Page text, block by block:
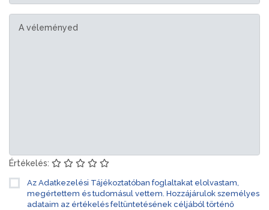
Értékelés:
Az Adatkezelési Tájékoztatóban foglaltakat elolvastam,
megértettem és tudomásul vettem. Hozzájárulok személyes
adataim az értékelés feltüntetésének céljából történő